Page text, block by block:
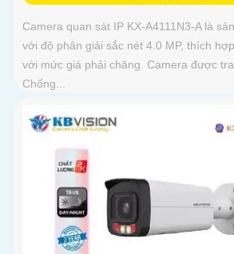
Camera quan sát IP KX-A4111N3-A là
với độ phân giải sắc nét 4.0 MP, thích
với mức giá phải chăng. Camera được
Chống...